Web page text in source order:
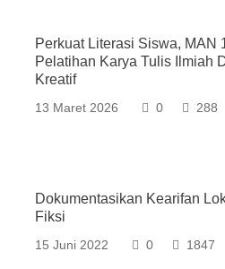
Perkuat Literasi Siswa, MAN
Pelatihan Karya Tulis Ilmiah
Kreatif
13 Maret 2026 0 288
Dokumentasikan Kearifan
Fiksi
15 Juni 2022 0 1847